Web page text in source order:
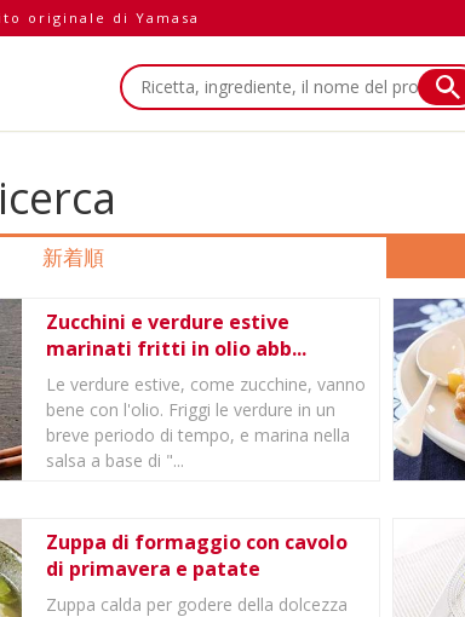
originale di Yamasa
新着順
Zucchini e verdure estive
marinati fritti in olio abb...
Le verdure estive, come zucchine, vanno
bene con l'olio. Friggi le verdure in un
breve periodo di tempo, e marina nella
salsa a base di "...
Zuppa di formaggio con cavolo
di primavera e patate
Zuppa calda per godere della dolcezza